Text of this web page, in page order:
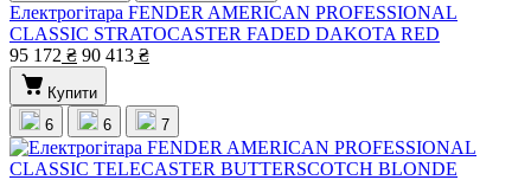
Електрогітара FENDER AMERICAN PROFESSIONAL
CLASSIC STRATOCASTER FADED DAKOTA RED
95 172 ₴ 90 413 ₴
Купити
6
6 7